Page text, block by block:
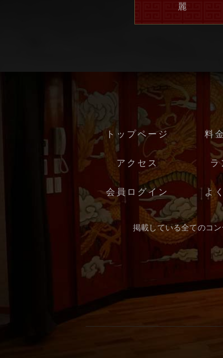
麗
トップページ 料
アクセス
会員ログイン よ
掲載している全てのコ